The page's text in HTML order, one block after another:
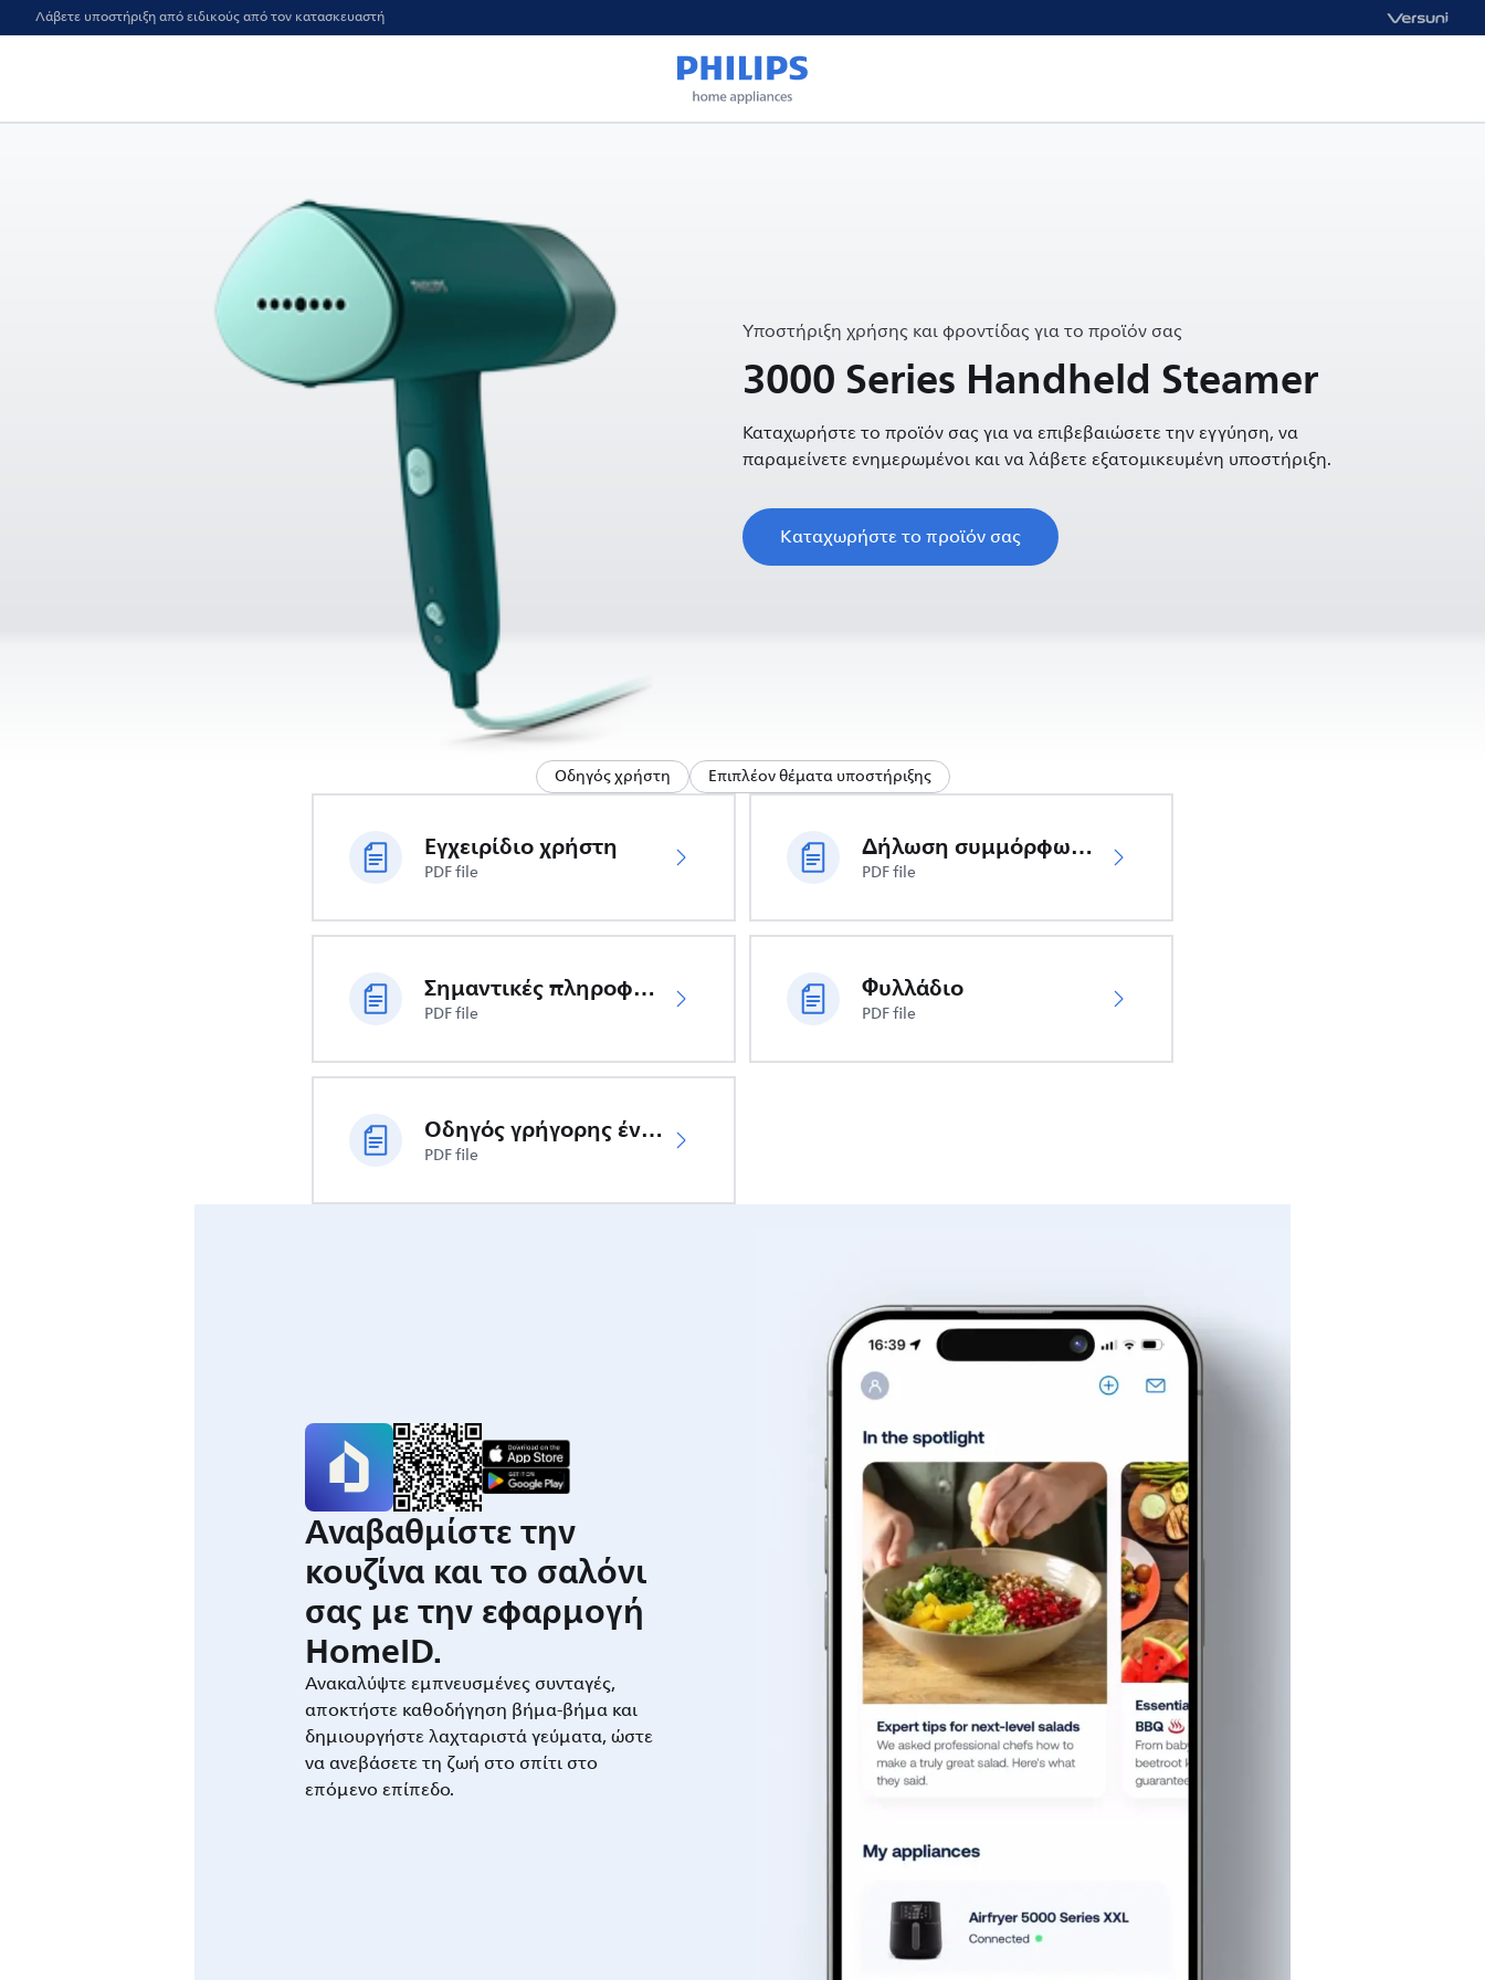
Λάβετε υποστήριξη από ειδικούς από τον κατασκευαστή
Υποστήριξη χρήσης και φροντίδας για το προϊόν σας
3000 Series Handheld Steamer
Καταχωρήστε το προϊόν σας για να επιβεβαιώσετε την εγγύηση, να
παραμείνετε ενημερωμένοι και να λάβετε εξατομικευμένη υποστήριξη.
Καταχωρήστε το προϊόν σας
Οδηγός χρήστη Επιπλέον θέματα υποστήριξης
Εγχειρίδιο χρήστη
PDF file
Δήλωση συμμόρφωσης ΕΕ
PDF file
Σημαντικές πληροφορίες ασφαλείας
PDF file
Φυλλάδιο
PDF file
Οδηγός γρήγορης έναρξης
PDF file
Αναβαθμίστε την
κουζίνα και το σαλόνι
σας με την εφαρμογή
HomeID.
Ανακαλύψτε εμπνευσμένες συνταγές,
αποκτήστε καθοδήγηση βήμα-βήμα και
δημιουργήστε λαχταριστά γεύματα, ώστε
να ανεβάσετε τη ζωή στο σπίτι στο
επόμενο επίπεδο.